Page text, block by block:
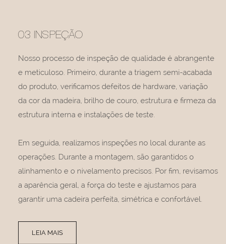
03 INSPEÇÃO
Nosso processo de inspeção de qualidade é abrangente
e meticuloso. Primeiro, durante a triagem semi-acabada
do produto, verificamos defeitos de hardware, variação
da cor da madeira, brilho de couro, estrutura e firmeza da
estrutura interna e instalações de teste.
Em seguida, realizamos inspeções no local durante as
operações. Durante a montagem, são garantidos o
alinhamento e o nivelamento precisos. Por fim, revisamos
a aparência geral, a força do teste e ajustamos para
garantir uma cadeira perfeita, simétrica e confortável.
LEIA MAIS